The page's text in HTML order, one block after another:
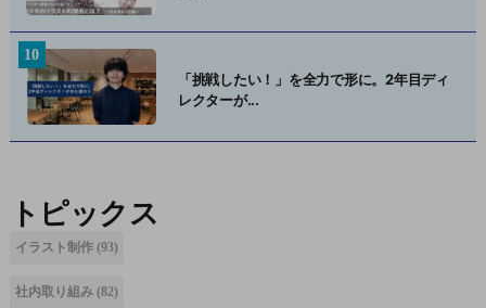
「挑戦したい！」を全力で形に。2年目ディ
レクターが...
トピックス
イラスト制作 (93)
社内取り組み (82)